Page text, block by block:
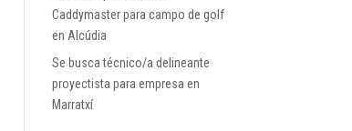
Caddymaster para campo de golf
en Alcúdia
Se busca técnico/a delineante
proyectista para empresa en
Marratxí